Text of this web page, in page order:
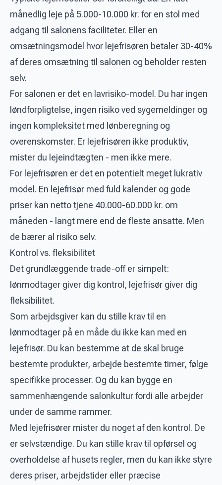
månedlig leje på 5.000-10.000 kr. for en stol med
adgang til salonens faciliteter. Eller en
omsætningsmodel hvor lejefrisøren betaler 30-40%
af deres omsætning til salonen og beholder resten
selv.
For salonen er det en lavrisiko-model. Du har ingen
løndforpligtelse, ingen risiko ved sygemeldinger og
ingen kompleksitet med lønberegning og
overenskomster. Er lejefrisøren ikke produktiv,
mister du lejeindtægten - men ikke mere.
For lejefrisøren er det en potentielt meget lukrativ
model. En lejefrisør med fuld kalender og gode
priser kan netto tjene 40.000-60.000 kr. om
måneden - langt mere end de fleste ansatte. Men
de bærer al risiko selv.
Kontrol vs. fleksibilitet
Det grundlæggende trade-off er simpelt:
lønmodtager giver dig kontrol, lejefrisør giver dig
fleksibilitet.
Som arbejdsgiver kan du stille krav til en
lønmodtager på en måde du ikke kan med en
lejefrisør. Du kan bestemme at de skal bruge
bestemte produkter, arbejde bestemte timer, følge
specifikke processer. Og du kan bygge en
sammenhængende salonkultur fordi alle arbejder
under de samme rammer.
Med lejefrisører mister du noget af den kontrol. De
er selvstændige. Du kan stille krav til opførsel og
overholdelse af husets regler, men du kan ikke styre
deres priser, arbejdstider eller præcise